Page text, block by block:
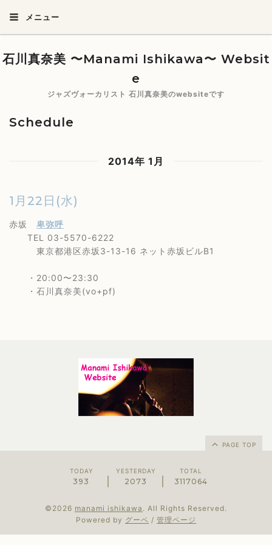
メニュー
石川真奈美 〜Manami Ishikawa〜 Websit
e
ジャズヴォーカリスト 石川真奈美のwebsiteです
Schedule
2014年 1月
1月22日(水)
赤坂 卑弥呼
TEL 03-5570-6222
東京都港区赤坂3-13-16 ネット赤坂ビルB1
・20:00〜23:30
・石川真奈美(vo+pf)
PAGE TOP
TODAY
393
YESTERDAY
2073
TOTAL
3117064
©2026 manami ishikawa . All Rights Reserved.
Powered by グーペ / 管理ページ